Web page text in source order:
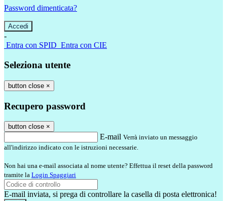
Password dimenticata?
-
Entra con SPID Entra con CIE
Seleziona utente
button close ×
Recupero password
button close ×
E-mail Verrà inviato un messaggio
all'indirizzo indicato con le istruzioni necessarie.
Non hai una e-mail associata al nome utente? Effettua il reset della password
tramite la Login Spaggiari
E-mail inviata, si prega di controllare la casella di posta elettronica!